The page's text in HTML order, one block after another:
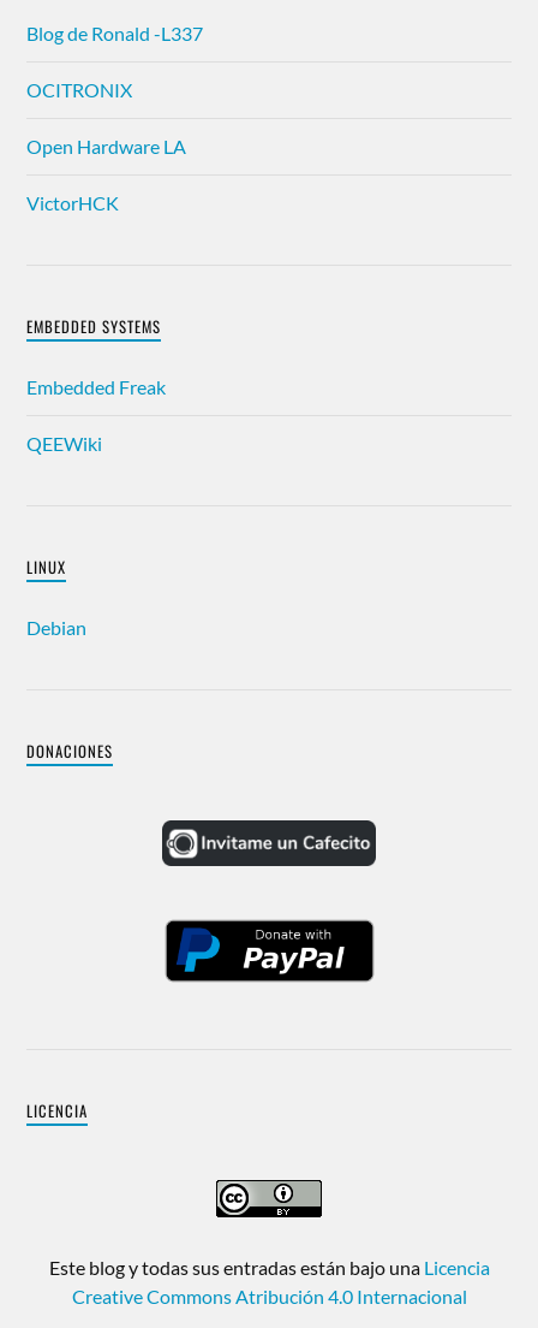
Blog de Ronald -L337
OCITRONIX
Open Hardware LA
VictorHCK
EMBEDDED SYSTEMS
Embedded Freak
QEEWiki
LINUX
Debian
DONACIONES
LICENCIA
Este blog y todas sus entradas están bajo una Licencia
Creative Commons Atribución 4.0 Internacional